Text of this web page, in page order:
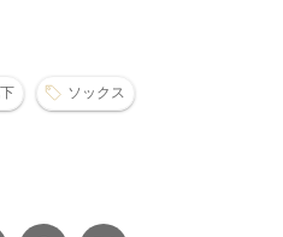
ソックス